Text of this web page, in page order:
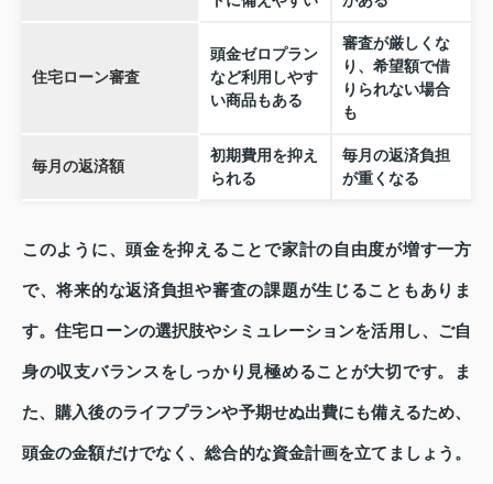
住宅ローン審査
頭金ゼロプラン
など利用しやす
い商品もある
審査が厳しくな
り、希望額で借
りられない場合
も
毎月の返済額
初期費用を抑え
られる
毎月の返済負担
が重くなる
このように、頭金を抑えることで家計の自由度が増す一方
で、将来的な返済負担や審査の課題が生じることもありま
す。住宅ローンの選択肢やシミュレーションを活用し、ご自
身の収支バランスをしっかり見極めることが大切です。ま
た、購入後のライフプランや予期せぬ出費にも備えるため、
頭金の金額だけでなく、総合的な資金計画を立てましょう。